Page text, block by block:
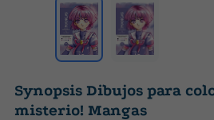
Synopsis Dibujos para
misterio! Mangas